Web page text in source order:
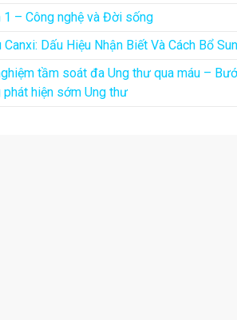
1 – Công nghệ và Đời sống
Canxi: Dấu Hiệu Nhận Biết Và Cách Bổ
tầm soát đa Ung thư qua máu –
phát hiện sớm Ung thư